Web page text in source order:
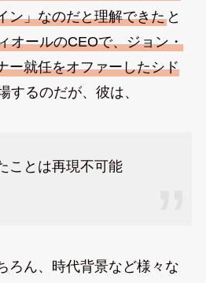
ン」なのだと理解できたと
オールのCEOで、ジョン・
ー就任をオファーしたシド
するのだが、彼は、
ことは再現不可能
ろん、時代背景など様々な